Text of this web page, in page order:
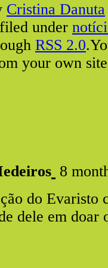
Cristina Danuta
under
RSS 2.0
your own
8
do Evaristo
dele em